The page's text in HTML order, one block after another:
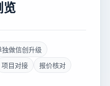
览
做信创升级
项目对接
报价核对